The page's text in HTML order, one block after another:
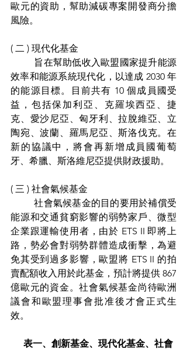
歐元的資助，幫助減碳專案開發商分擔
風險。
( 二 ) 現代化基金
效率和能源系統現代化，以達成 2030 年
的能源目標。目前共有 10 個成員國受
益，包括保加利亞、克羅埃西亞、捷
克、愛沙尼亞、匈牙利、拉脫維亞、立
陶宛、波蘭、羅馬尼亞、斯洛伐克。在
新的協議中，將會再新增成員國葡萄
牙、希臘、斯洛維尼亞提供財政援助。
( 三 ) 社會氣候基金
	社會氣候基金的目的要用於補償受
能源和交通貧窮影響的弱勢家戶、微型
企業跟運輸使用者，由於 ETS II 即將上
路，勢必會對弱勢群體造成衝擊，為避
免其受到過多影響，歐盟將 ETS II 的拍
賣配額收入用於此基金，預計將提供 867
億歐元的資金。社會氣候基金尚待歐洲
議會和歐盟理事會批准後才會正式生
效。